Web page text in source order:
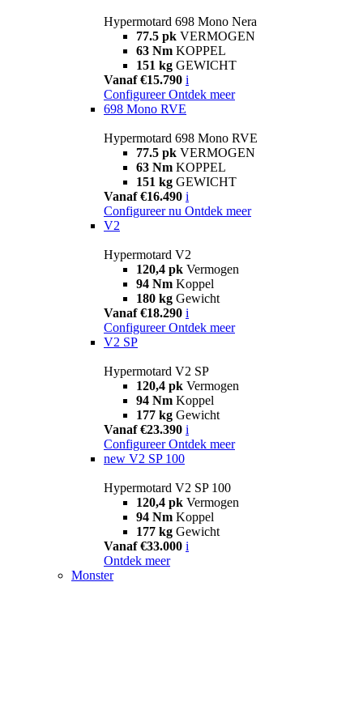
Hypermotard 698 Mono Nera
77.5 pk VERMOGEN
63 Nm KOPPEL
151 kg GEWICHT
Vanaf €15.790 i
Configureer Ontdek meer
698 Mono RVE
Hypermotard 698 Mono RVE
77.5 pk VERMOGEN
63 Nm KOPPEL
151 kg GEWICHT
Vanaf €16.490 i
Configureer nu Ontdek meer
V2
Hypermotard V2
120,4 pk Vermogen
94 Nm Koppel
180 kg Gewicht
Vanaf €18.290 i
Configureer Ontdek meer
V2 SP
Hypermotard V2 SP
120,4 pk Vermogen
94 Nm Koppel
177 kg Gewicht
Vanaf €23.390 i
Configureer Ontdek meer
new V2 SP 100
Hypermotard V2 SP 100
120,4 pk Vermogen
94 Nm Koppel
177 kg Gewicht
Vanaf €33.000 i
Ontdek meer
Monster